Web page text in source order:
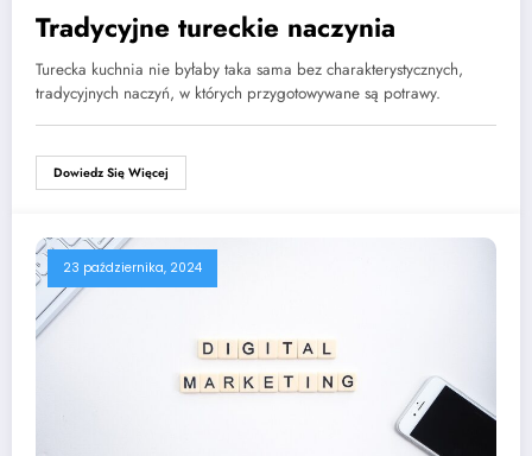
Tradycyjne tureckie naczynia
Turecka kuchnia nie byłaby taka sama bez charakterystycznych,
tradycyjnych naczyń, w których przygotowywane są potrawy.
Dowiedz Się Więcej
23 października, 2024